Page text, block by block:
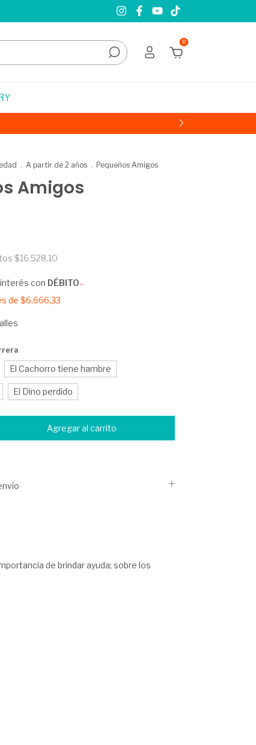
0
. A partir de 2 años . Pequeños Amigos
Amigos
$16.528,10
con DÉBITO
de $6.666,33
El Cachorro tiene hambre
El Dino perdido
de brindar ayuda; sobre los